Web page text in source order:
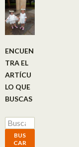
ENCUEN
TRA EL
ARTÍCU
LO QUE
BUSCAS
Buscar por:
BUS
CAR